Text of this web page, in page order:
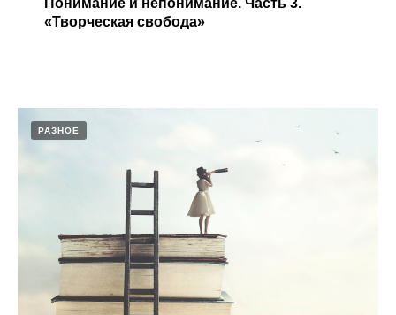
Понимание и непонимание. Часть 3.
«Творческая свобода»​
РАЗНОЕ